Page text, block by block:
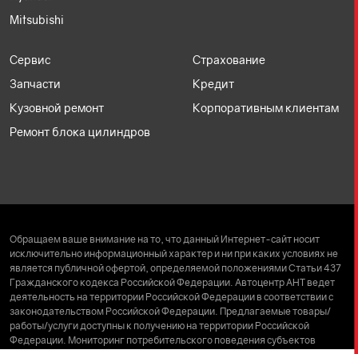
Mitsubishi
Сервис
Запчасти
Кузовной ремонт
Ремонт блока цилиндров
Страхование
Кредит
Корпоративным клиентам
Обращаем ваше внимание на то, что данный Интернет-сайт носит
исключительно информационный характер и ни при каких условиях не
является публичной офертой, определяемой положениями Статьи 437
Гражданского кодекса Российской Федерации. Автоцентр АНТ ведет
деятельность на территории Российской Федерации в соответствии с
законодательством Российской Федерации. Предлагаемые товары/
работы/услуги доступны к получению на территории Российской
Федерации. Мониторинг потребительского поведения субъектов